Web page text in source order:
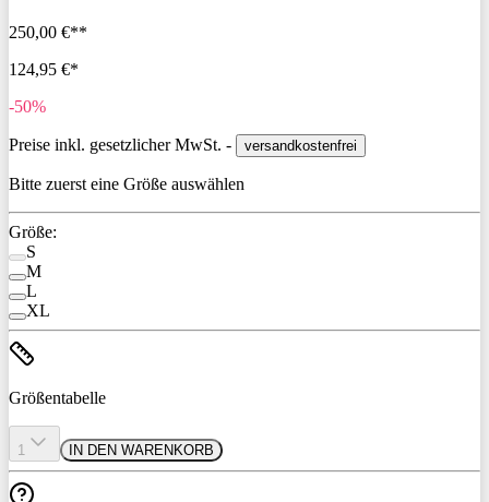
250,00 €**
124,95 €*
-50%
Preise inkl. gesetzlicher MwSt. - versandkostenfrei
Bitte zuerst eine Größe auswählen
Größe:
S
M
L
XL
Größentabelle
1 IN DEN WARENKORB